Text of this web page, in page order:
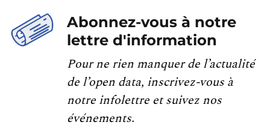
Abonnez-vous à notre
lettre d'information
Pour ne rien manquer de l’actualité
de l’open data, inscrivez-vous à
notre infolettre et suivez nos
événements.